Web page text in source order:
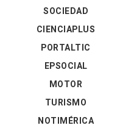
SOCIEDAD
CIENCIAPLUS
PORTALTIC
EPSOCIAL
MOTOR
TURISMO
NOTIMÉRICA